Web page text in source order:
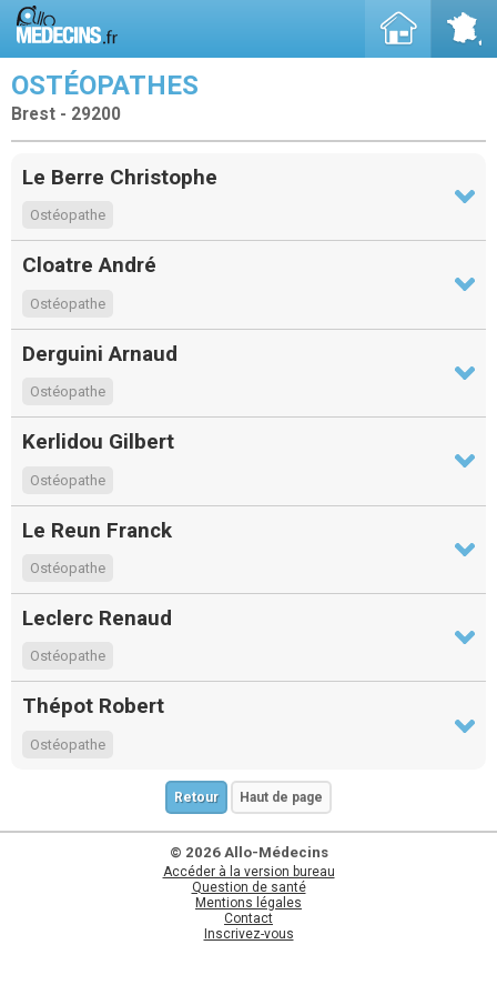
OSTÉOPATHES
Brest - 29200
Le Berre Christophe
Ostéopathe
Cloatre André
Ostéopathe
Derguini Arnaud
Ostéopathe
Kerlidou Gilbert
Ostéopathe
Le Reun Franck
Ostéopathe
Leclerc Renaud
Ostéopathe
Thépot Robert
Ostéopathe
Retour Haut de page
© 2026 Allo-Médecins
Accéder à la version bureau
Question de santé
Mentions légales
Contact
Inscrivez-vous